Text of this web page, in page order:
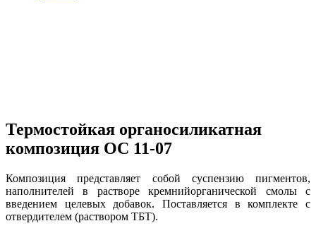
Термостойкая органосиликатная
композиция ОС 11-07
Композиция представляет собой суспензию пигментов,
наполнителей в растворе кремнийорганической смолы с
введением целевых добавок. Поставляется в комплекте с
отвердителем (раствором ТБТ).